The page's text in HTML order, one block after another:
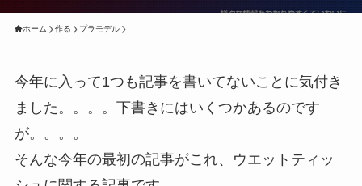
ホーム 作る プラモデル
今年に入って1つも記事を書いてないことに気付き
ました。。。。下書きにはいくつかあるのです
が。。。。
そんな今年の最初の記事がこれ、ウエットティッ